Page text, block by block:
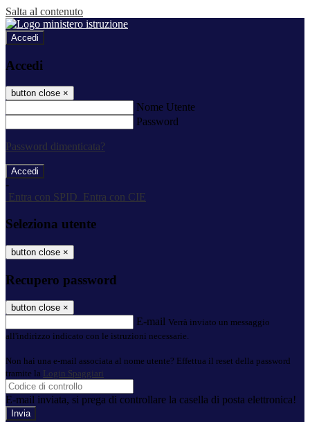
Salta al contenuto
Accedi
Accedi
button close ×
Nome Utente
Password
Password dimenticata?
-
Entra con SPID
Entra con CIE
Seleziona utente
button close ×
Recupero password
button close ×
E-mail Verrà inviato un messaggio
all'indirizzo indicato con le istruzioni necessarie.
Non hai una e-mail associata al nome utente? Effettua il reset della password
tramite la Login Spaggiari
E-mail inviata, si prega di controllare la casella di posta elettronica!